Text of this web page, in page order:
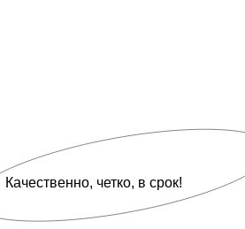
Качественно, четко, в срок!